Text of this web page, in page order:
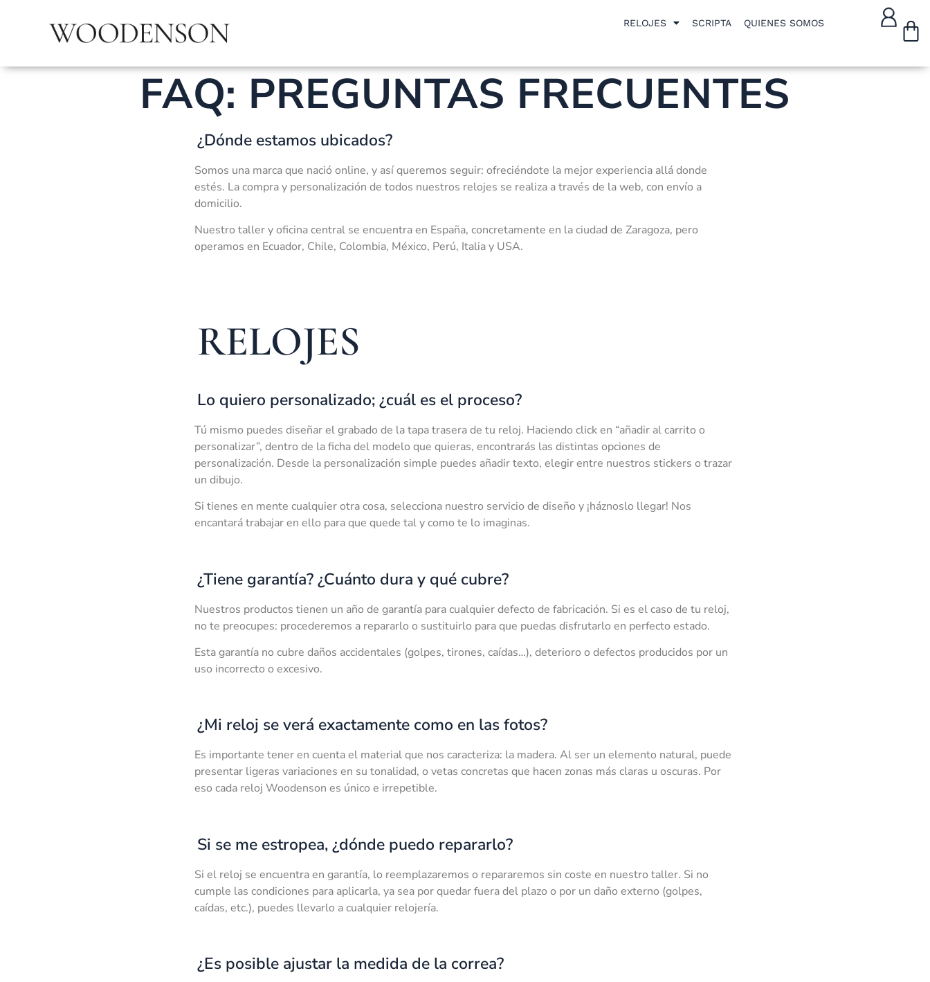
RELOJES SCRIPTA QUIENES SOMOS
FAQ: PREGUNTAS FRECUENTES
¿Dónde estamos ubicados?
Somos una marca que nació online, y así queremos seguir: ofreciéndote la mejor experiencia allá donde
estés. La compra y personalización de todos nuestros relojes se realiza a través de la web, con envío a
domicilio.
Nuestro taller y oficina central se encuentra en España, concretamente en la ciudad de Zaragoza, pero
operamos en Ecuador, Chile, Colombia, México, Perú, Italia y USA.
RELOJES
Lo quiero personalizado; ¿cuál es el proceso?
Tú mismo puedes diseñar el grabado de la tapa trasera de tu reloj. Haciendo click en “añadir al carrito o
personalizar”, dentro de la ficha del modelo que quieras, encontrarás las distintas opciones de
personalización. Desde la personalización simple puedes añadir texto, elegir entre nuestros stickers o trazar
un dibujo.
Si tienes en mente cualquier otra cosa, selecciona nuestro servicio de diseño y ¡háznoslo llegar! Nos
encantará trabajar en ello para que quede tal y como te lo imaginas.
¿Tiene garantía? ¿Cuánto dura y qué cubre?
Nuestros productos tienen un año de garantía para cualquier defecto de fabricación. Si es el caso de tu reloj,
no te preocupes: procederemos a repararlo o sustituirlo para que puedas disfrutarlo en perfecto estado.
Esta garantía no cubre daños accidentales (golpes, tirones, caídas…), deterioro o defectos producidos por un
uso incorrecto o excesivo.
¿Mi reloj se verá exactamente como en las fotos?
Es importante tener en cuenta el material que nos caracteriza: la madera. Al ser un elemento natural, puede
presentar ligeras variaciones en su tonalidad, o vetas concretas que hacen zonas más claras u oscuras. Por
eso cada reloj Woodenson es único e irrepetible.
Si se me estropea, ¿dónde puedo repararlo?
Si el reloj se encuentra en garantía, lo reemplazaremos o repararemos sin coste en nuestro taller. Si no
cumple las condiciones para aplicarla, ya sea por quedar fuera del plazo o por un daño externo (golpes,
caídas, etc.), puedes llevarlo a cualquier relojería.
¿Es posible ajustar la medida de la correa?